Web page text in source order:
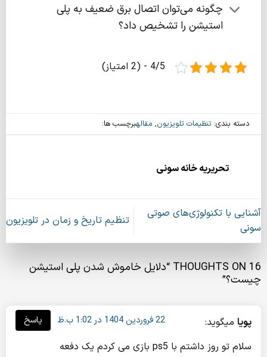
چگونه می‌توان اتصال برق ضعیف به پلی
استیشن را تشخیص داد؟
4/5 - (2 امتیاز)
دسته بندی:تنظیمات تلویزیون, مقالهبرچسب ها:
تحریریه خانه سونی
آشنایی با تکنولوژی‌های صوتی
سونی
تنظیم تاریخ و زمان در تلویزیون
16 THOUGHTS ON “ دلایل خاموش شدن پلی استیشن
چیست؟”
پویا میگوید:
سلام تو روز داشتم با ps5 بازی می کردم یک دفعه
22 فروردین 1404 در 1:02 ب.ظ پاسخ